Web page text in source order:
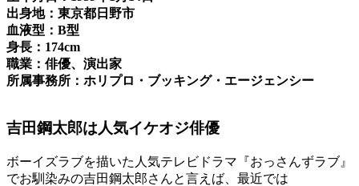
出身地：東京都日野市
血液型：B型
身長：174cm
職業：俳優、演出家
所属事務所：ホリプロ・ブッキング・エージェンシー
吉田鋼太郎は人気イケオジ俳優
ボーイズラブを描いた人気テレビドラマ『おっさんずラブ』
でお馴染みの吉田鋼太郎さんと言えば、最近では